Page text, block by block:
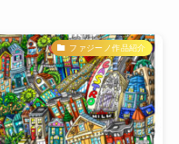
ファジーノ作品紹介